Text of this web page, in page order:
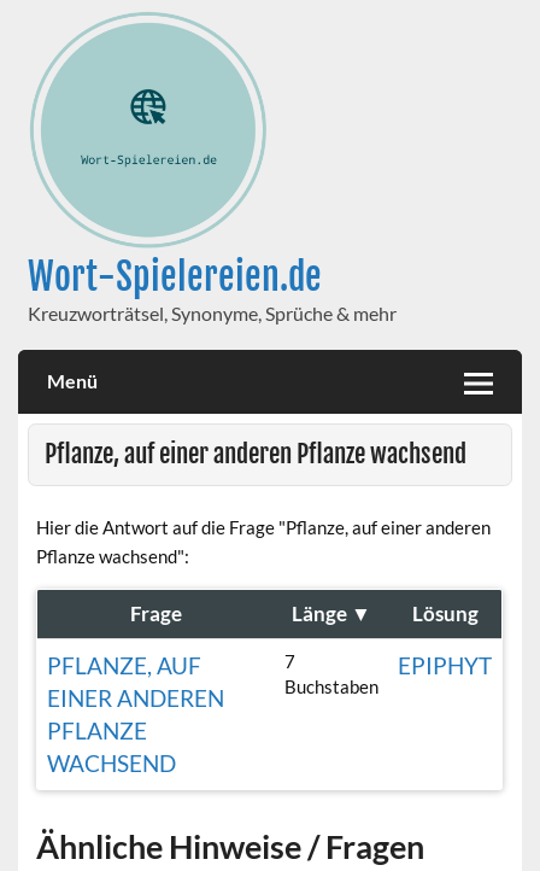
Wort-Spielereien.de
Kreuzworträtsel, Synonyme, Sprüche & mehr
Menü
Pflanze, auf einer anderen Pflanze wachsend
Hier die Antwort auf die Frage "Pflanze, auf einer anderen
Pflanze wachsend":
Frage Länge ▼ Lösung
PFLANZE, AUF
EINER ANDEREN
PFLANZE
WACHSEND
7
Buchstaben
EPIPHYT
Ähnliche Hinweise / Fragen